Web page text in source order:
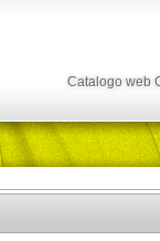
Catalogo web